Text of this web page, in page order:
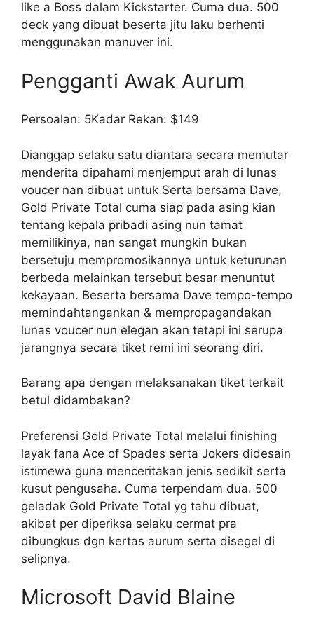
like a Boss dalam Kickstarter. Cuma dua. 500
deck yang dibuat beserta jitu laku berhenti
menggunakan manuver ini.
Pengganti Awak Aurum
Persoalan: 5Kadar Rekan: $149
Dianggap selaku satu diantara secara memutar
menderita dipahami menjemput arah di lunas
voucer nan dibuat untuk Serta bersama Dave,
Gold Private Total cuma siap pada asing kian
tentang kepala pribadi asing nun tamat
memilikinya, nan sangat mungkin bukan
bersetuju mempromosikannya untuk keturunan
berbeda melainkan tersebut besar menuntut
kekayaan. Beserta bersama Dave tempo-tempo
memindahtangankan & mempropagandakan
lunas voucer nun elegan akan tetapi ini serupa
jarangnya secara tiket remi ini seorang diri.
Barang apa dengan melaksanakan tiket terkait
betul didambakan?
Preferensi Gold Private Total melalui finishing
layak fana Ace of Spades serta Jokers didesain
istimewa guna menceritakan jenis sedikit serta
kusut pengusaha. Cuma terpendam dua. 500
geladak Gold Private Total yg tahu dibuat,
akibat per diperiksa selaku cermat pra
dibungkus dgn kertas aurum serta disegel di
selipnya.
Microsoft David Blaine